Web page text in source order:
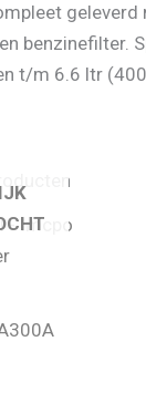
geleverd
benzinefilter.
t/m 6.6 ltr